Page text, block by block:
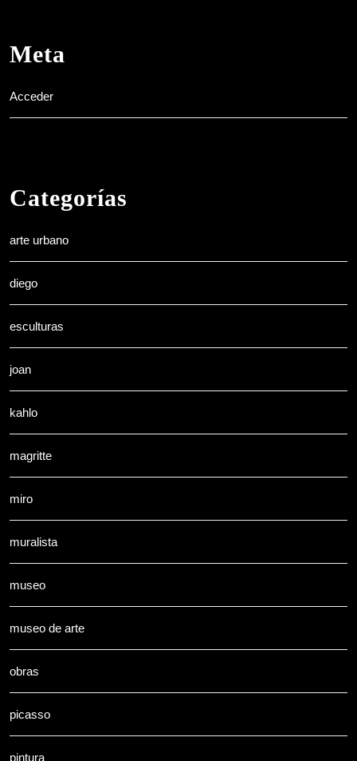
Meta
Acceder
Categorías
arte urbano
diego
esculturas
joan
kahlo
magritte
miro
muralista
museo
museo de arte
obras
picasso
pintura